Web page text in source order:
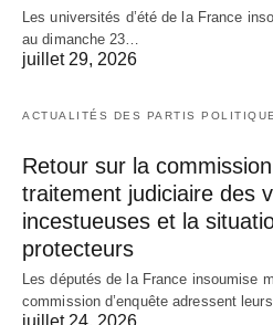
Les universités d’été de la France
au dimanche 23…
juillet 29, 2026
ACTUALITÉS DES PARTIS
Retour sur la
traitement judiciaire des
incestueuses et la
protecteurs
Les députés de la France insoumise
commission d’enquête adressent
juillet 24, 2026